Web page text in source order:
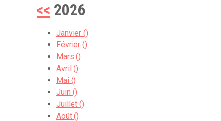
<< 2026
Janvier ()
Février ()
Mars ()
Avril ()
Mai ()
Juin ()
Juillet ()
Août ()